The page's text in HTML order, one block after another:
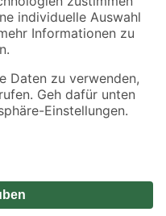
Angebote sind unter
Verfügbarkeiten beziehen
Baumarkt. Alle Angebote und
Artikel mit Speditionsversand, hier